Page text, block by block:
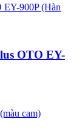
OTO EY-